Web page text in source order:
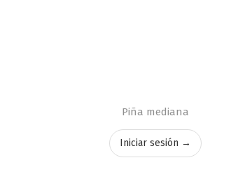
Piña mediana
Iniciar sesión →